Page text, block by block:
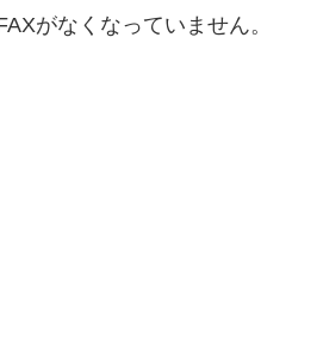
がなくなっていません。